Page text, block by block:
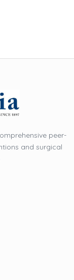
peer-
and surgical